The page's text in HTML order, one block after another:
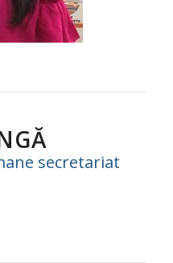
secretariat